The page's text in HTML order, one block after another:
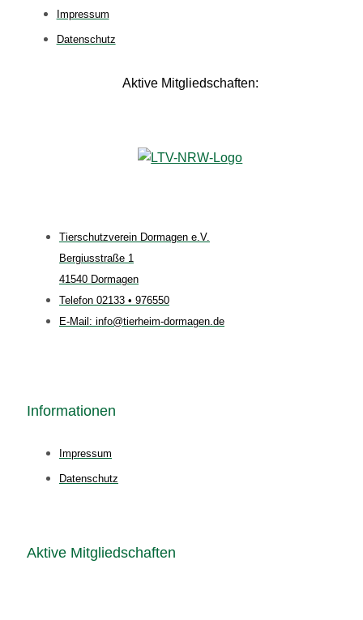
Impressum
Datenschutz
Aktive Mitgliedschaften:
Tierschutzverein Dormagen e.V.
Bergiusstraße 1
41540 Dormagen
Telefon 02133 • 976550
E-Mail: info@tierheim-dormagen.de
Informationen
Impressum
Datenschutz
Aktive Mitgliedschaften